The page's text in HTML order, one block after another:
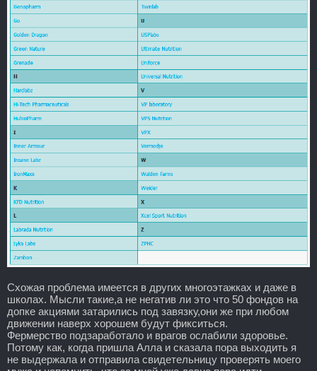
Схожая проблема имеется в других многоэтажках и даже в
школах. Мысли такие,а не негатив ли это что 50 фондов на
допке акциями затарились под завязку,они же при любом
движении наверх хорошем будут фикситься.
Фермерство подзаработало и врагов ослабили здоровье.
Потому как, когда пришла Алла и сказала пора выходить я
не выдержала и отправила свидетельницу проверять моего